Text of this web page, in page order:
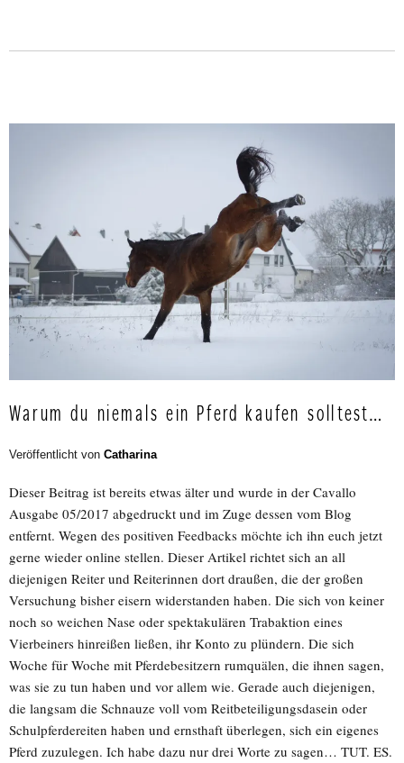
Warum du niemals ein Pferd kaufen solltest…
Veröffentlicht von Catharina
Dieser Beitrag ist bereits etwas älter und wurde in der Cavallo
Ausgabe 05/2017 abgedruckt und im Zuge dessen vom Blog
entfernt. Wegen des positiven Feedbacks möchte ich ihn euch jetzt
gerne wieder online stellen. Dieser Artikel richtet sich an all
diejenigen Reiter und Reiterinnen dort draußen, die der großen
Versuchung bisher eisern widerstanden haben. Die sich von keiner
noch so weichen Nase oder spektakulären Trabaktion eines
Vierbeiners hinreißen ließen, ihr Konto zu plündern. Die sich
Woche für Woche mit Pferdebesitzern rumquälen, die ihnen sagen,
was sie zu tun haben und vor allem wie. Gerade auch diejenigen,
die langsam die Schnauze voll vom Reitbeteiligungsdasein oder
Schulpferdereiten haben und ernsthaft überlegen, sich ein eigenes
Pferd zuzulegen. Ich habe dazu nur drei Worte zu sagen… TUT. ES.